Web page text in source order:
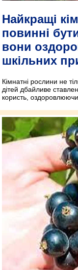
Найкращі
повинні
вони
шкільних
Кімнатні рослини не
дітей дбайливе
користь,